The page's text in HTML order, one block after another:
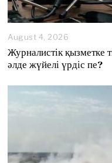
August 4, 2026
g
u
6
Журналистік қызметке
әлде жүйелі үрдіс пе?